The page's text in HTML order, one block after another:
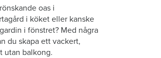
oas i
i köket eller kanske
i fönstret? Med några
du skapa ett vackert,
utan balkong.